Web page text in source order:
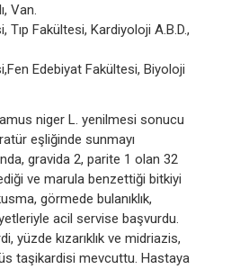
Van.
Tıp Fakültesi, Kardiyoloji A.B.D.,
Edebiyat Fakültesi, Biyoloji
niger L. yenilmesi sonucu
eşliğinde sunmayı
gravida 2, parite 1 olan 32
ve marula benzettiği bitkiyi
görmede bulanıklık,
acil servise başvurdu.
yüzde kızarıklık ve midriazis,
taşikardisi mevcuttu. Hastaya